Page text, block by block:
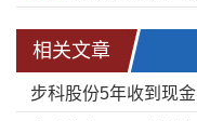
相关文章
步科股份5年收到现